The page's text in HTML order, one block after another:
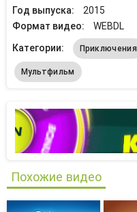
Год выпуска:
2015
Формат видео:
WEBDL
Категории:
Приключения
Мультфильм
Похожие видео